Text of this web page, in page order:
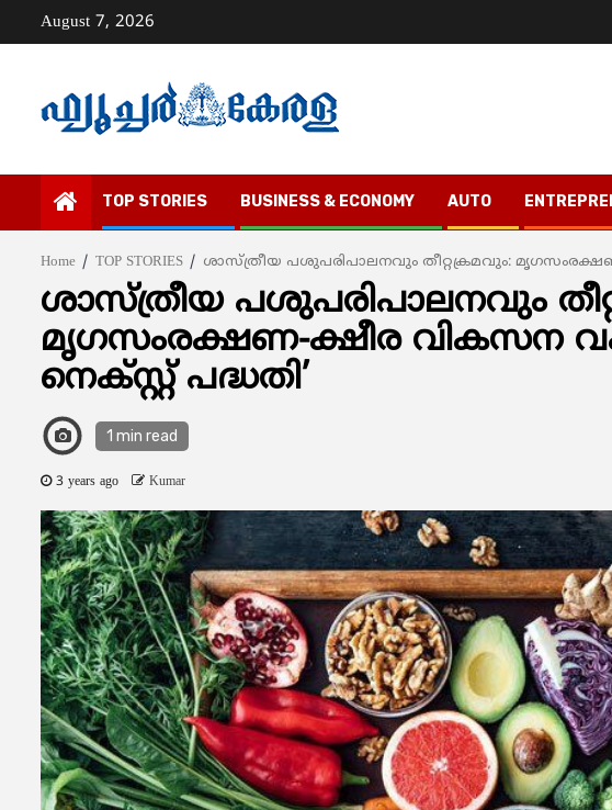
August 7, 2026
TOP STORIES BUSINESS & ECONOMY AUTO
Home TOP STORIES ശാസ്ത്രീയ പശുപരിപാലനവും തീറ്റക്രമവും:
ശാസ്ത്രീയ പശുപരിപാലനവും
മൃഗസംരക്ഷണ-ക്ഷീര വികസന
നെക്സ്റ്റ് പദ്ധതി’
1 min read
3 years ago Kumar